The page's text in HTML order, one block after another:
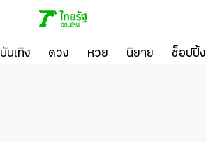
บันเทิง ดวง หวย นิยาย ช็อปปิ้ง